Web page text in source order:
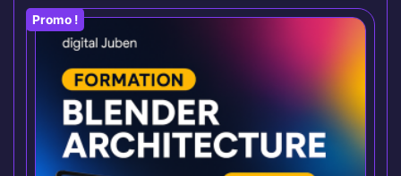
Promo !